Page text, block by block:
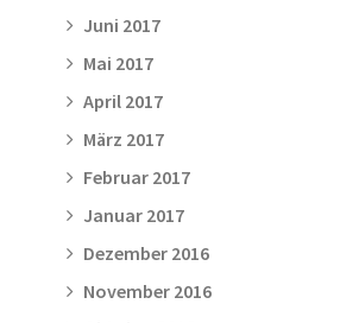
Juni 2017
Mai 2017
April 2017
März 2017
Februar 2017
Januar 2017
Dezember 2016
November 2016